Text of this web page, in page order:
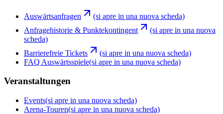
Auswärtsanfragen
(si apre in una nuova scheda)
Anfragehistorie & Punktekontingent
(si apre in una nuova
scheda)
Barrierefreie Tickets
(si apre in una nuova scheda)
FAQ Auswärtsspiele(si apre in una nuova scheda)
Veranstaltungen
Events(si apre in una nuova scheda)
Arena-Touren(si apre in una nuova scheda)